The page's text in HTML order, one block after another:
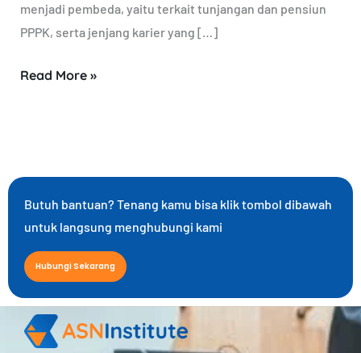
menjadi pembeda, yaitu terkait tunjangan dan pensiun
PPPK, serta jenjang karier yang […]
Read More »
Butuh bantuan? Tenang kamu bisa klik tombol dibawah
untuk langsung menghubungi kami
Hubungi Sekarang